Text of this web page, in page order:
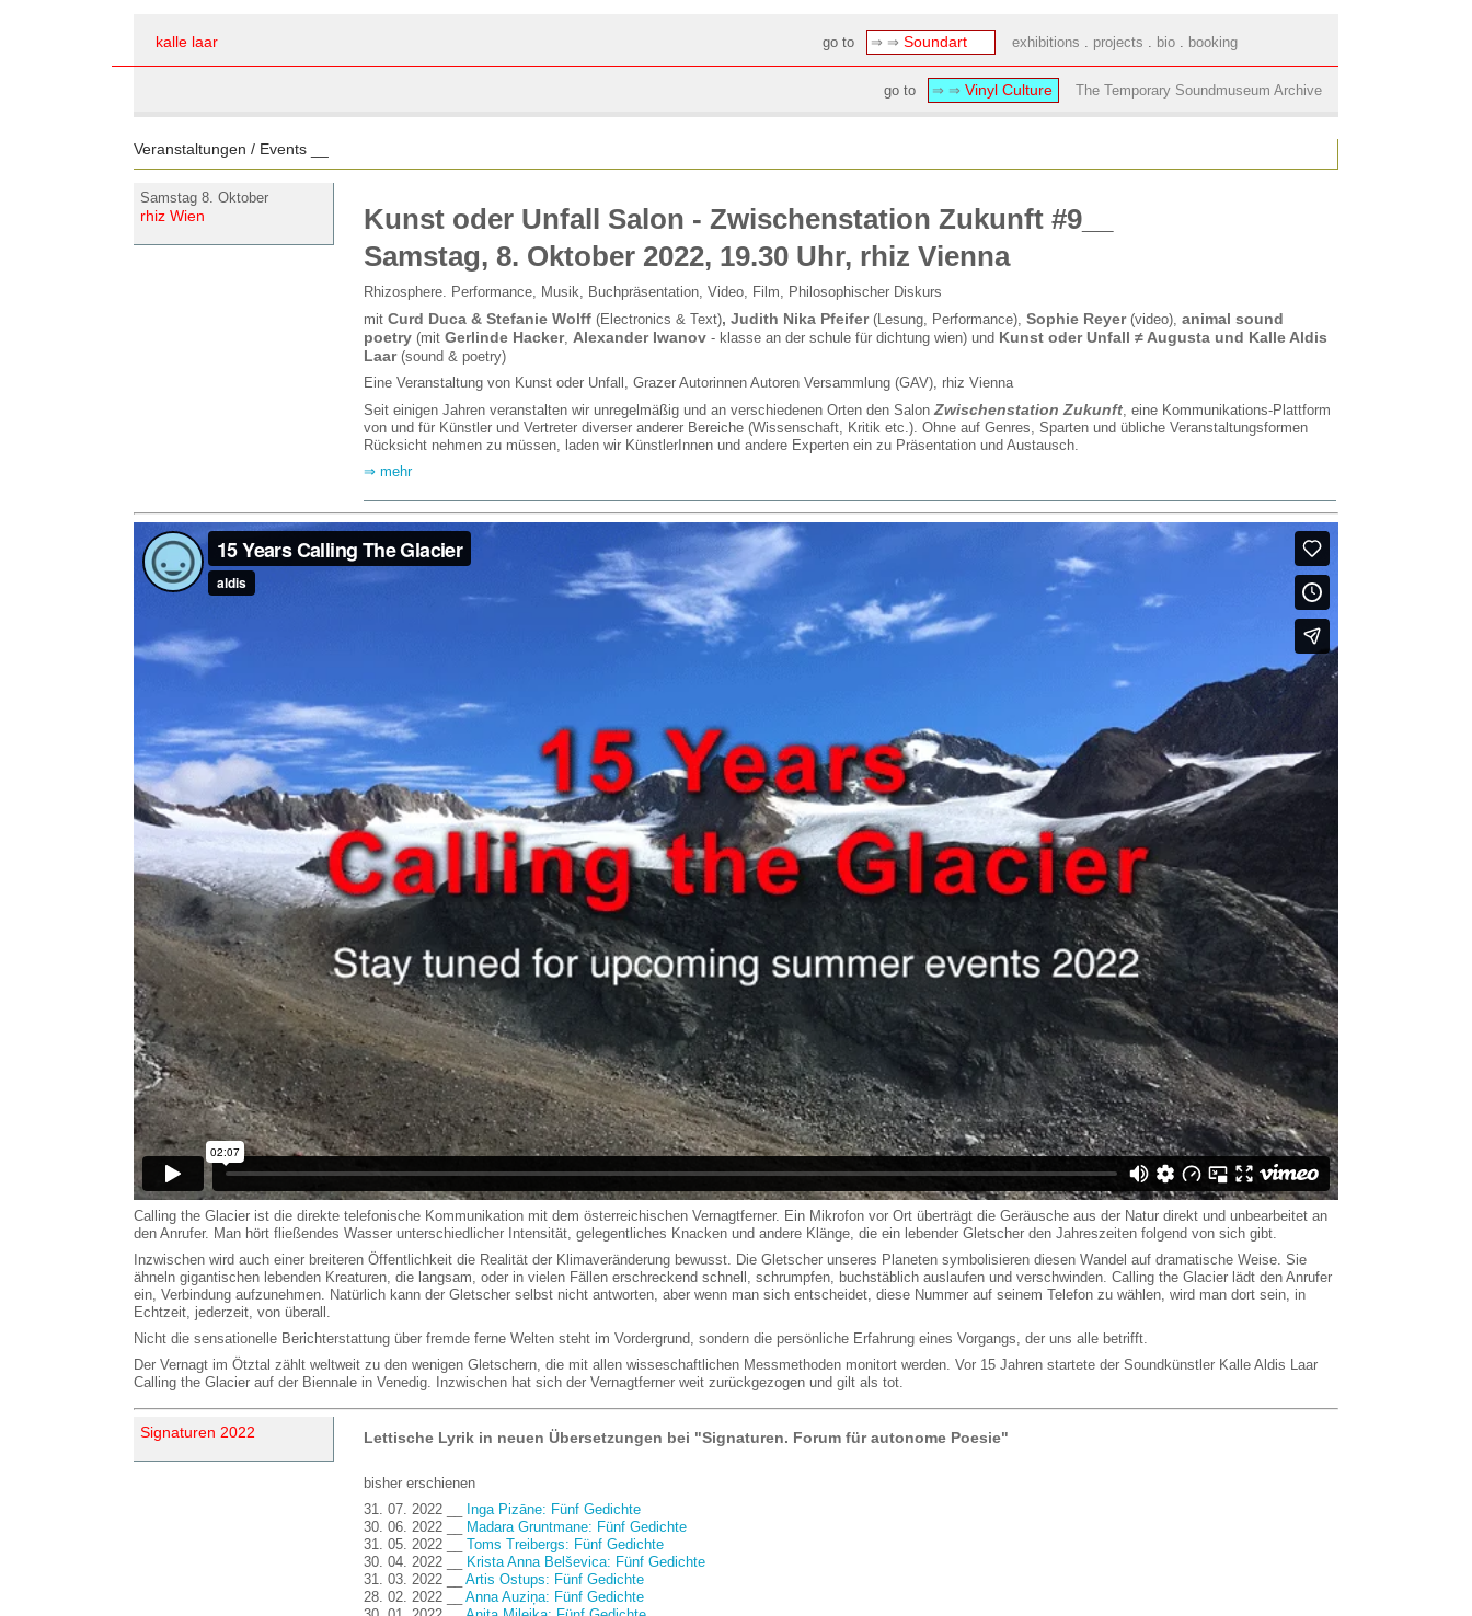
kalle laar go to ⇒ ⇒ Soundart exhibitions . projects . bio . booking
go to ⇒ ⇒ Vinyl Culture The Temporary Soundmuseum Archive
Veranstaltungen / Events __
Samstag 8. Oktober
rhiz Wien
Kunst oder Unfall Salon - Zwischenstation Zukunft #9__
Samstag, 8. Oktober 2022, 19.30 Uhr, rhiz Vienna
Rhizosphere. Performance, Musik, Buchpräsentation, Video, Film, Philosophischer Diskurs
mit Curd Duca & Stefanie Wolff (Electronics & Text), Judith Nika Pfeifer (Lesung, Performance), Sophie Reyer (video), animal sound
poetry (mit Gerlinde Hacker, Alexander Iwanov - klasse an der schule für dichtung wien) und Kunst oder Unfall ≠ Augusta und Kalle Aldis
Laar(sound & poetry)
Eine Veranstaltung von Kunst oder Unfall, Grazer Autorinnen Autoren Versammlung (GAV), rhiz Vienna
Seit einigen Jahren veranstalten wir unregelmäßig und an verschiedenen Orten den SalonZwischenstation Zukunft, eine Kommunikations-Plattform
von und für Künstler und Vertreter diverser anderer Bereiche (Wissenschaft, Kritik etc.). Ohne auf Genres, Sparten und übliche Veranstaltungsformen
Rücksicht nehmen zu müssen, laden wir KünstlerInnen und andere Experten ein zu Präsentation und Austausch.
⇒ mehr
Calling the Glacier ist die direkte telefonische Kommunikation mit dem österreichischen Vernagtferner. Ein Mikrofon vor Ort überträgt die Geräusche aus der Natur direkt und unbearbeitet an
den Anrufer. Man hört fließendes Wasser unterschiedlicher Intensität, gelegentliches Knacken und andere Klänge, die ein lebender Gletscher den Jahreszeiten folgend von sich gibt.
Inzwischen wird auch einer breiteren Öffentlichkeit die Realität der Klimaveränderung bewusst. Die Gletscher unseres Planeten symbolisieren diesen Wandel auf dramatische Weise. Sie
ähneln gigantischen lebenden Kreaturen, die langsam, oder in vielen Fällen erschreckend schnell, schrumpfen, buchstäblich auslaufen und verschwinden. Calling the Glacier lädt den Anrufer
ein, Verbindung aufzunehmen. Natürlich kann der Gletscher selbst nicht antworten, aber wenn man sich entscheidet, diese Nummer auf seinem Telefon zu wählen, wird man dort sein, in
Echtzeit, jederzeit, von überall.
Nicht die sensationelle Berichterstattung über fremde ferne Welten steht im Vordergrund, sondern die persönliche Erfahrung eines Vorgangs, der uns alle betrifft.
Der Vernagt im Ötztal zählt weltweit zu den wenigen Gletschern, die mit allen wisseschaftlichen Messmethoden monitort werden. Vor 15 Jahren startete der Soundkünstler Kalle Aldis Laar
Calling the Glacier auf der Biennale in Venedig. Inzwischen hat sich der Vernagtferner weit zurückgezogen und gilt als tot.
Signaturen 2022 Lettische Lyrik in neuen Übersetzungen bei "Signaturen. Forum für autonome Poesie"
bisher erschienen
31. 07. 2022 __
Inga Pizāne: Fünf Gedichte
30. 06. 2022 __
Madara Gruntmane: Fünf Gedichte
31. 05. 2022 __ Toms Treibergs: Fünf Gedichte
30. 04. 2022 __
Krista Anna Belševica: Fünf Gedichte
31. 03. 2022 __ Artis Ostups: Fünf Gedichte
28. 02. 2022 __ Anna Auziņa: Fünf Gedichte